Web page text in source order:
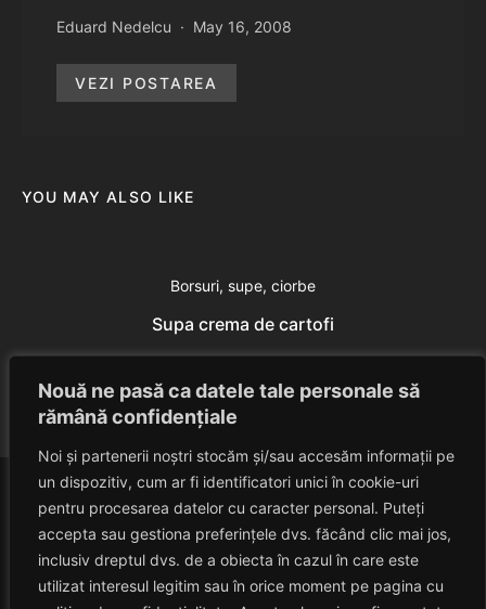
Nouă ne pasă ca datele tale personale să
rămână confidențiale
Noi și partenerii noștri stocăm și/sau accesăm informații pe
un dispozitiv, cum ar fi identificatori unici în cookie-uri
pentru procesarea datelor cu caracter personal. Puteți
accepta sau gestiona preferințele dvs. făcând clic mai jos,
inclusiv dreptul dvs. de a obiecta în cazul în care este
utilizat interesul legitim sau în orice moment pe pagina cu
Eduard Nedelcu May 16, 2008
VEZI POSTAREA
YOU MAY ALSO LIKE
Borsuri, supe, ciorbe
Supa crema de cartofi
Eduard Nedelcu July 24, 2014